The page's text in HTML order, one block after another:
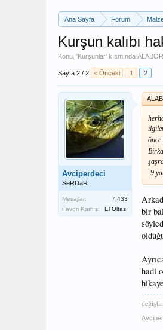
Ana Sayfa Forum
Kurşun kalıbı
Konu, 'Kurşunlar' kısmında
Sayfa 2 / 2 < Önceki 1 2
Avciperdeci
SeRDaR
Mesajlar:
7.433
Favori Kamış:
El Oltası
:9
bir
hadi